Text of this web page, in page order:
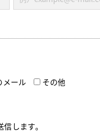
メール その他
します。